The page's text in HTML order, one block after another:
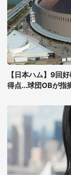
【日本ハム】9回
得点...球団OBが指